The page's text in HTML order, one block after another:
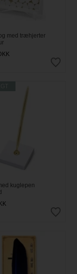
med træhjerter
kuglepen